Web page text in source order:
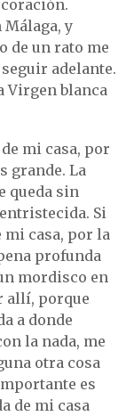
Málaga, y
de un rato me
adelante.
Virgen blanca
mi casa, por
grande. La
queda sin
Si
mi casa, por la
profunda
mordisco en
allí, porque
a donde
la nada, me
otra cosa
es
de mi casa